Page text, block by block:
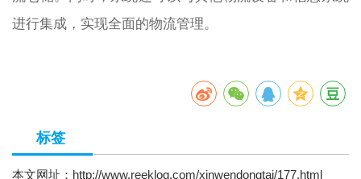
进行集成，实现全面的物流管理。
标签
本文网址： http://www.reeklog.com/xinwendongtai/177.html